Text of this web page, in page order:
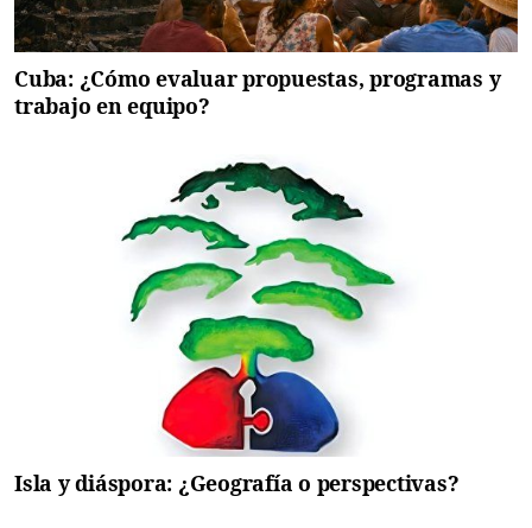
Cuba: ¿Cómo evaluar propuestas, programas y
trabajo en equipo?
Isla y diáspora: ¿Geografía o perspectivas?